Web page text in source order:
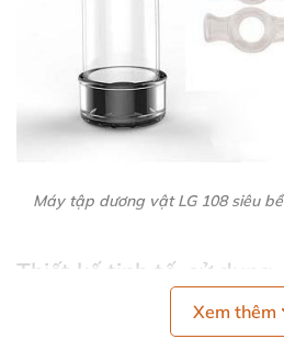
Máy tập dương vật LG 108 siêu
Thiết kế tinh tế, sử dụng
Máy tập dương vật LG 108
Xem thêm